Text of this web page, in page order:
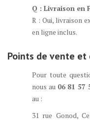
Q : Livraison en
R : Oui, livraison
en ligne inclus.
Points de vente
Pour toute
nous au 06 81 57
au :
31 rue Gonod,